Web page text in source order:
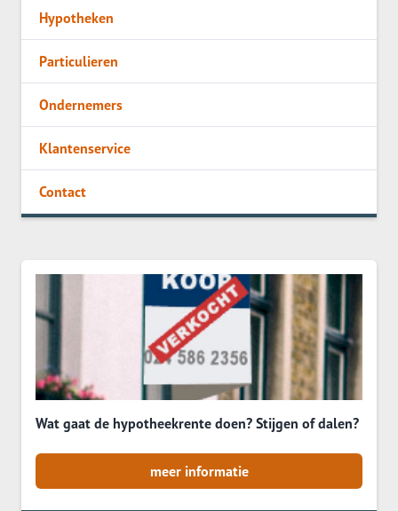
Hypotheken
Particulieren
Ondernemers
Klantenservice
Contact
Wat gaat de hypotheekrente doen? Stijgen of dalen?
meer informatie